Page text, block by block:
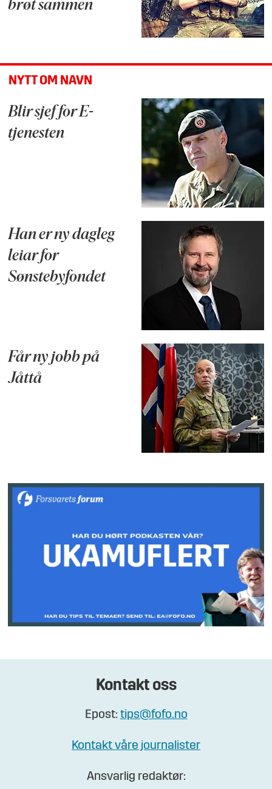
brøt sammen
NYTT OM NAVN
Blir sjef for E-
tjenesten
Han er ny dagleg
leiar for
Sønstebyfondet
Får ny jobb på
Jåttå
Kontakt oss
Epost: tips@fofo.no
Kontakt våre journalister
Ansvarlig redaktør: